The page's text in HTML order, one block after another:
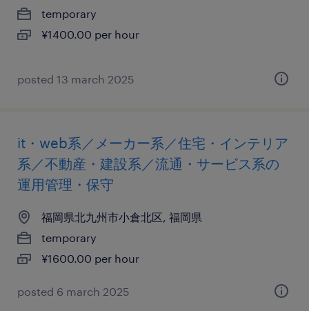
temporary
¥1400.00 per hour
posted 13 march 2025
it・web系／メーカー系／住宅・インテリア
系／不動産・建設系／流通・サービス系の
運用管理・保守
福岡県北九州市小倉北区, 福岡県
temporary
¥1600.00 per hour
posted 6 march 2025